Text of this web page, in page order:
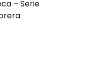
– Serie